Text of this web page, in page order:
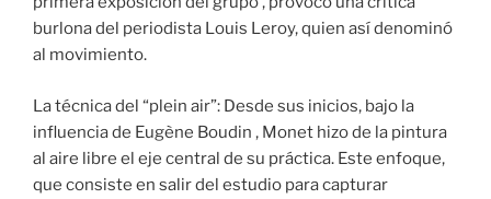
burlona del periodista Louis Leroy, quien así denominó
al movimiento.
La técnica del “plein air”: Desde sus inicios, bajo la
influencia de Eugène Boudin , Monet hizo de la pintura
al aire libre el eje central de su práctica. Este enfoque,
que consiste en salir del estudio para capturar